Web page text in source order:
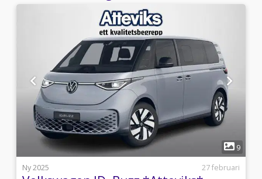
9
Ny 2025
27 februari